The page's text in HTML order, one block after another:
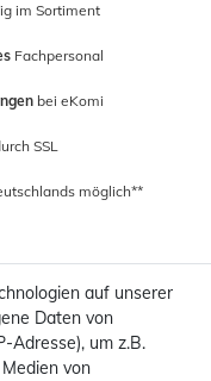
im Sortiment
Fachpersonal
bei eKomi
SSL
möglich**
auf unserer
Daten von
Adresse), um z.B.
von